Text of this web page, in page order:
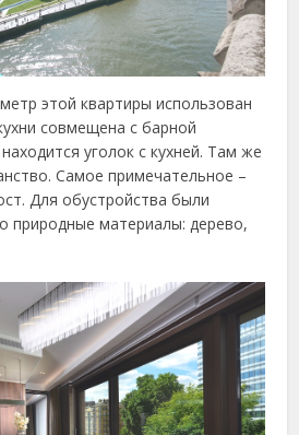
этой квартиры использован
совмещена с барной
уголок с кухней. Там же
Самое примечательное –
Для обустройства были
природные материалы: дерево,